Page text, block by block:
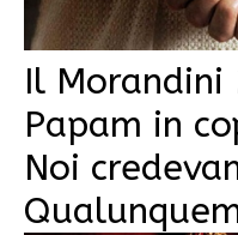
Il Morandini
Papam in
Noi